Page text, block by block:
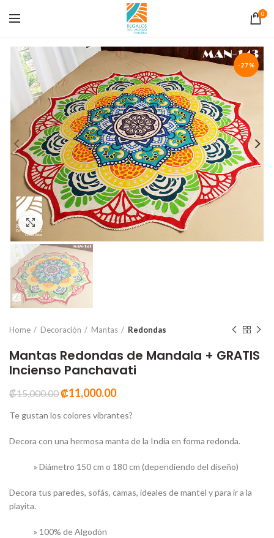
0
-27%
Click to enlarge
Home Decoración Mantas Redondas
Mantas Redondas de Mandala + GRATIS
Incienso Panchavati
₡15,000.00₡11,000.00
Te gustan los colores vibrantes?
Decora con una hermosa manta de la India en forma redonda.
» Diámetro 150 cm o 180 cm (dependiendo del diseño)
Decora tus paredes, sofás, camas, ideales de mantel y para ir a la
playita.
» 100% de Algodón